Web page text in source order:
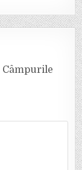
Câmpurile